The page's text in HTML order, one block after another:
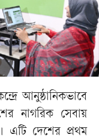
আনুষ্ঠানিকভাবে
নাগরিক সেবায়
এটি দেশের প্রথম